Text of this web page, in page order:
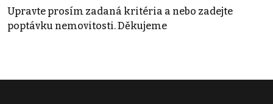
Upravte prosím zadaná kritéria a nebo zadejte
poptávku nemovitosti. Děkujeme